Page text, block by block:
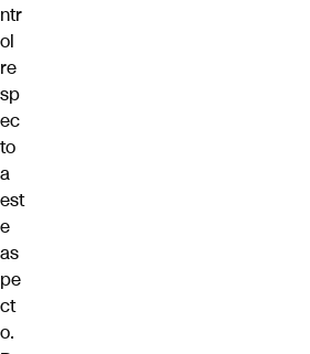
ntr
ol
re
sp
ec
to
a
est
e
as
pe
ct
o.